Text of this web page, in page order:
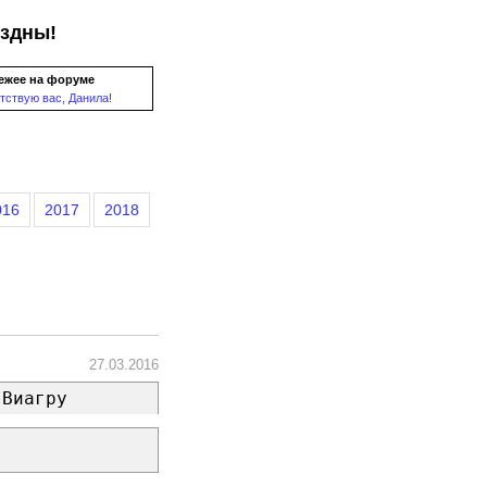
на форуме
вас, Данила!
2017 2018
27.03.2016